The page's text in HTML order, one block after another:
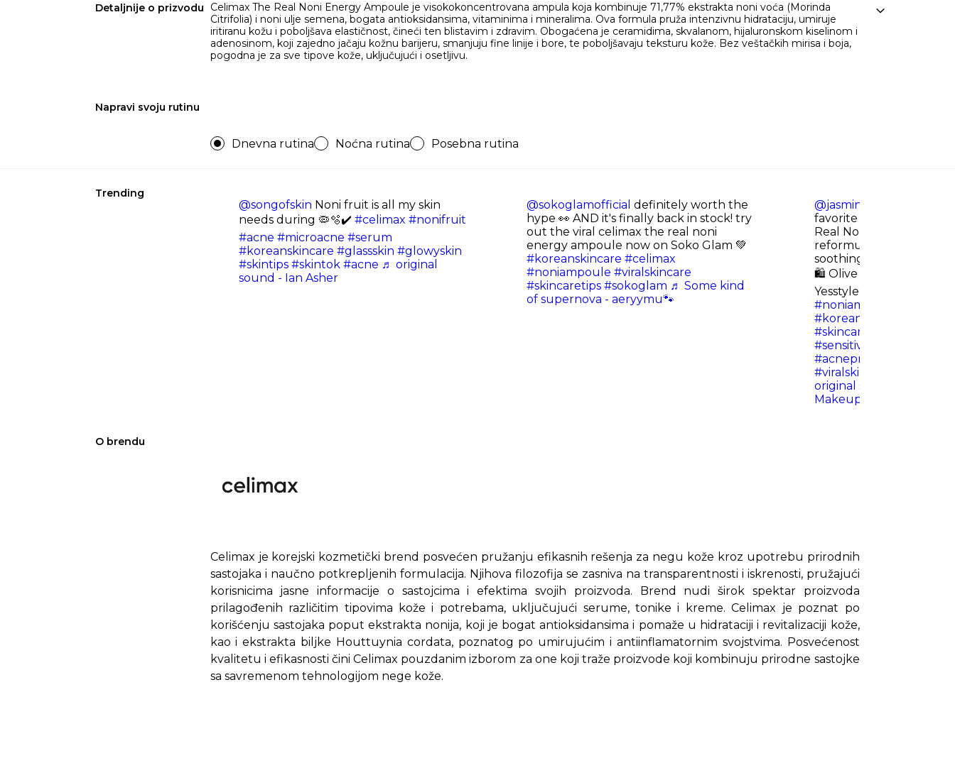
Detaljnije o prizvodu
Celimax The Real Noni Energy Ampoule je visokokoncentrovana ampula koja kombinuje 71,77% ekstrakta noni voća (Morinda
Citrifolia) i noni ulje semena, bogata antioksidansima, vitaminima i mineralima. Ova formula pruža intenzivnu hidrataciju, umiruje
iritiranu kožu i poboljšava elastičnost, čineći ten blistavim i zdravim. Obogaćena je ceramidima, skvalanom, hijaluronskom kiselinom i
adenosinom, koji zajedno jačaju kožnu barijeru, smanjuju fine linije i bore, te poboljšavaju teksturu kože. Bez veštačkih mirisa i boja,
pogodna je za sve tipove kože, uključujući i osetljivu.
Napravi svoju rutinu
Dnevna rutina Noćna rutina Posebna rutina
Trending
@songofskin Noni fruit is all my skin
needs during 🦠🫧✔️ #celimax #nonifruit
#acne #microacne #serum
#koreanskincare #glassskin #glowyskin
#skintips #skintok #acne ♬ original
sound - Ian Asher
@sokoglamofficial definitely worth the
hype 👀 AND it's finally back in stock! try
out the viral celimax the real noni
energy ampoule now on Soko Glam 💚
#koreanskincare #celimax
#noniampoule #viralskincare
#skincaretips #sokoglam ♬ Some kind
of supernova - aeryymu🐾
@jasmineflowerable
favorite of mine
Real Noni Energy
reformulated to offer
soothing and hydration
🛍️ Olive Young Global:
Yesstyle: GLOWITHJA5
#noniampoule
#koreanskincare
#skincaretips
#sensitiveskin
#acneproneskin
#viralskincare
original sound - Jas 💕
Makeup
O brendu
Celimax je korejski kozmetički brend posvećen pružanju efikasnih rešenja za negu kože kroz upotrebu prirodnih
sastojaka i naučno potkrepljenih formulacija. Njihova filozofija se zasniva na transparentnosti i iskrenosti, pružajući
korisnicima jasne informacije o sastojcima i efektima svojih proizvoda. Brend nudi širok spektar proizvoda
prilagođenih različitim tipovima kože i potrebama, uključujući serume, tonike i kreme. Celimax je poznat po
korišćenju sastojaka poput ekstrakta nonija, koji je bogat antioksidansima i pomaže u hidrataciji i revitalizaciji kože,
kao i ekstrakta biljke Houttuynia cordata, poznatog po umirujućim i antiinflamatornim svojstvima. Posvećenost
kvalitetu i efikasnosti čini Celimax pouzdanim izborom za one koji traže proizvode koji kombinuju prirodne sastojke
sa savremenom tehnologijom nege kože.